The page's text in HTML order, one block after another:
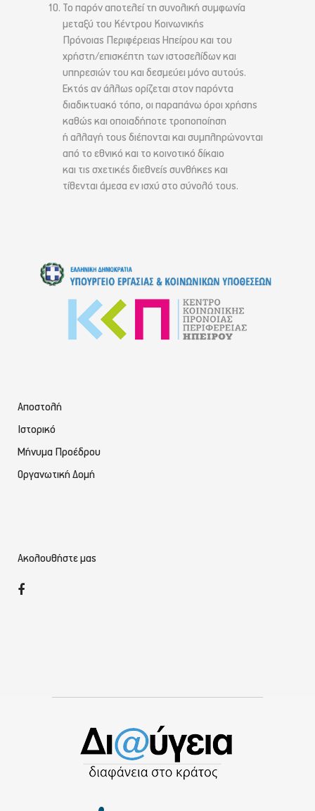
Το παρόν αποτελεί τη συνολική συμφωνία
μεταξύ του Κέντρου Κοινωνικής
Πρόνοιας Περιφέρειας Ηπείρου και του
χρήστη/επισκέπτη των ιστοσελίδων και
υπηρεσιών του και δεσμεύει μόνο αυτούς.
Εκτός αν άλλως ορίζεται στον παρόντα
διαδικτυακό τόπο, οι παραπάνω όροι χρήσης
καθώς και οποιαδήποτε τροποποίηση
ή αλλαγή τους διέπονται και συμπληρώνονται
από το εθνικό και το κοινοτικό δίκαιο
και τις σχετικές διεθνείς συνθήκες και
τίθενται άμεσα εν ισχύ στο σύνολό τους.
Αποστολή
Ιστορικό
Μήνυμα Προέδρου
Οργανωτική Δομή
Ακολουθήστε μας